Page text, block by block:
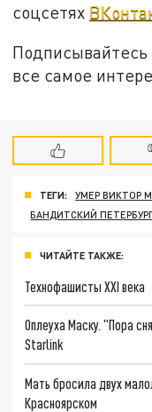
соцсетях
все самое
ТЕГИ: УМЕР ВИКТОР
БАНДИТСКИЙ
ЧИТАЙТЕ ТАКЖЕ:
Технофашисты XXI века
Оплеуха Маску. "Пора
Starlink
Мать бросила двух
Красноярском